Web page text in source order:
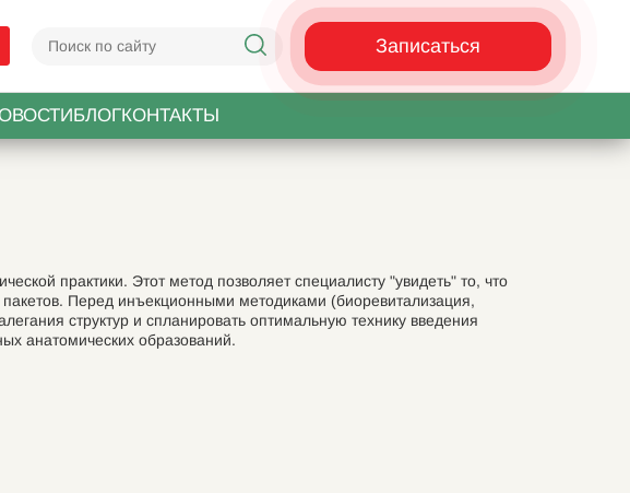
Записаться
БЛОГКОНТАКТЫ
практики. Этот метод позволяет специалисту "увидеть" то, что
Перед инъекционными методиками (биоревитализация,
структур и спланировать оптимальную технику введения
анатомических образований.